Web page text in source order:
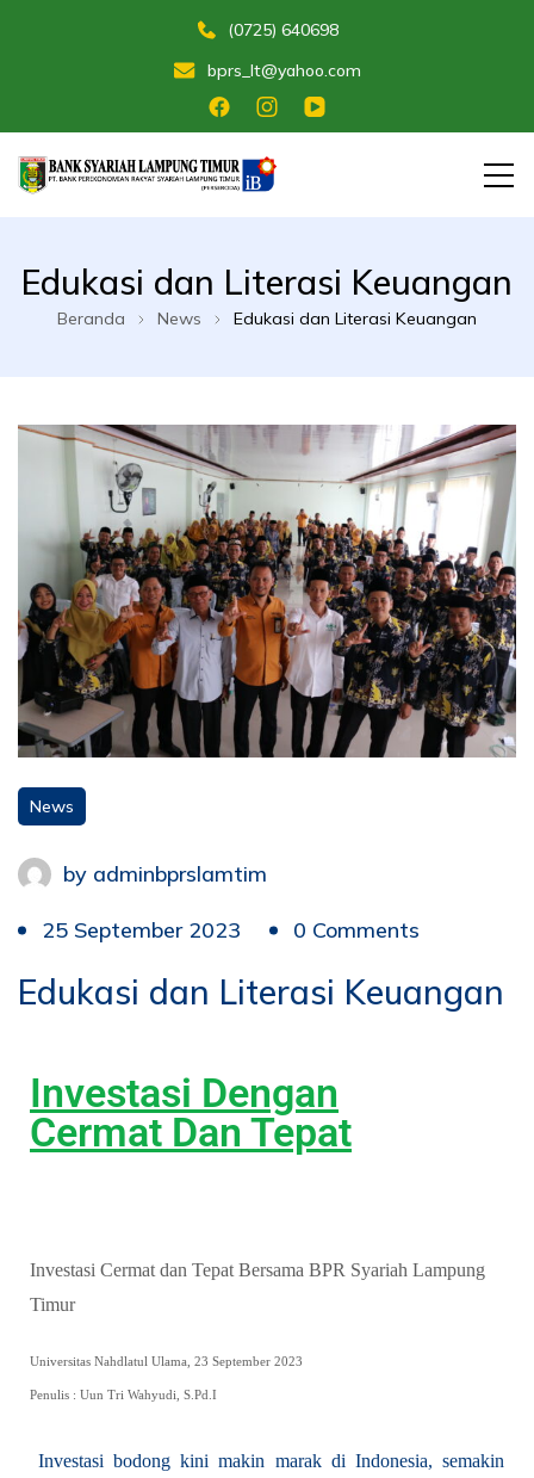
(0725) 640698
bprs_lt@yahoo.com
Lampung Timur
Edukasi dan Literasi Keuangan
Beranda News Edukasi dan Literasi Keuangan
News
by adminbprslamtim
25 September 2023 0 Comments
Edukasi dan Literasi Keuangan
Investasi Dengan
Cermat Dan Tepat
Investasi Cermat dan Tepat Bersama BPR Syariah Lampung
Timur
Universitas Nahdlatul Ulama, 23 September 2023
Penulis : Uun Tri Wahyudi, S.Pd.I
Investasi bodong kini makin marak di Indonesia, semakin